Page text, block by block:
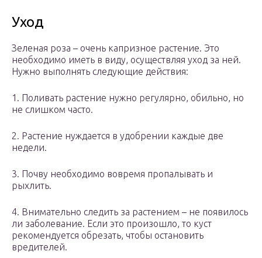
Уход
Зеленая роза – очень капризное растение. Это
необходимо иметь в виду, осуществляя уход за ней.
Нужно выполнять следующие действия:
1. Поливать растение нужно регулярно, обильно, но
не слишком часто.
2. Растение нуждается в удобрении каждые две
недели.
3. Почву необходимо вовремя пропалывать и
рыхлить.
4. Внимательно следить за растением – не появилось
ли заболевание. Если это произошло, то куст
рекомендуется обрезать, чтобы остановить
вредителей.